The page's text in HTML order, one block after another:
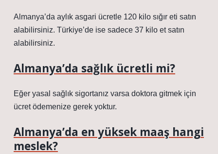
Almanya’da aylık asgari ücretle 120 kilo sığır eti satın
alabilirsiniz. Türkiye’de ise sadece 37 kilo et satın
alabilirsiniz.
Almanya’da sağlık ücretli mi?
Eğer yasal sağlık sigortanız varsa doktora gitmek için
ücret ödemenize gerek yoktur.
Almanya’da en yüksek maaş hangi
meslek?